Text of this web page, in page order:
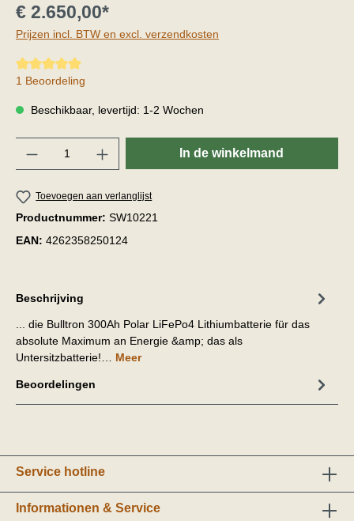
€ 2.650,00*
Prijzen incl. BTW en excl. verzendkosten
Gemiddelde waardering van 5 van 5 sterren
1 Beoordeling
Beschikbaar, levertijd: 1-2 Wochen
In de winkelmand
Toevoegen aan verlanglijst
Productnummer: SW10221
EAN: 4262358250124
Beschrijving
... die Bulltron 300Ah Polar LiFePo4 Lithiumbatterie für das
absolute Maximum an Energie &amp; das als
Untersitzbatterie!… Meer
Beoordelingen
Service hotline
Informationen & Service